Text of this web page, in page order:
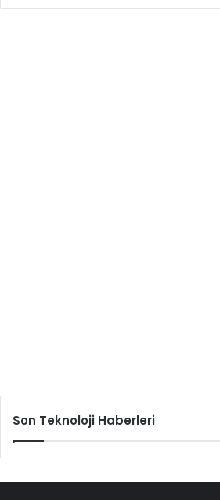
Son Teknoloji Haberleri